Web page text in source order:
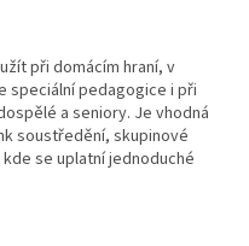
při domácím hraní, v
speciální pedagogice i při
a seniory. Je vhodná
soustředění, skupinové
se uplatní jednoduché